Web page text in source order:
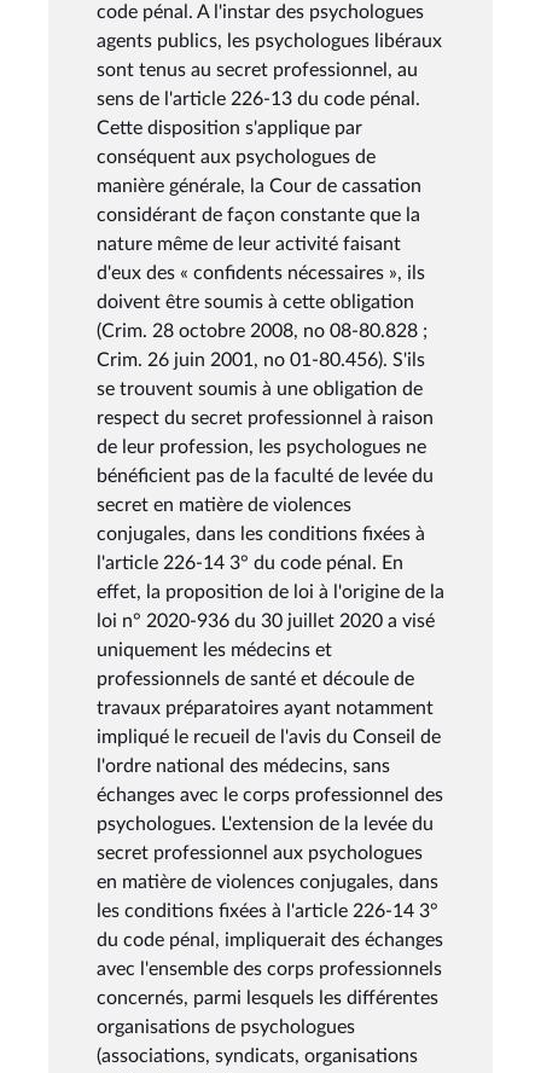
code pénal. A l'instar des psychologues
agents publics, les psychologues libéraux
sont tenus au secret professionnel, au
sens de l'article 226-13 du code pénal.
Cette disposition s'applique par
conséquent aux psychologues de
manière générale, la Cour de cassation
considérant de façon constante que la
nature même de leur activité faisant
d'eux des « confidents nécessaires », ils
doivent être soumis à cette obligation
(Crim. 28 octobre 2008, no 08-80.828 ;
Crim. 26 juin 2001, no 01-80.456). S'ils
se trouvent soumis à une obligation de
respect du secret professionnel à raison
de leur profession, les psychologues ne
bénéficient pas de la faculté de levée du
secret en matière de violences
conjugales, dans les conditions fixées à
l'article 226-14 3° du code pénal. En
effet, la proposition de loi à l'origine de la
loi n° 2020-936 du 30 juillet 2020 a visé
uniquement les médecins et
professionnels de santé et découle de
travaux préparatoires ayant notamment
impliqué le recueil de l'avis du Conseil de
l'ordre national des médecins, sans
échanges avec le corps professionnel des
psychologues. L'extension de la levée du
secret professionnel aux psychologues
en matière de violences conjugales, dans
les conditions fixées à l'article 226-14 3°
du code pénal, impliquerait des échanges
avec l'ensemble des corps professionnels
concernés, parmi lesquels les différentes
organisations de psychologues
(associations, syndicats, organisations